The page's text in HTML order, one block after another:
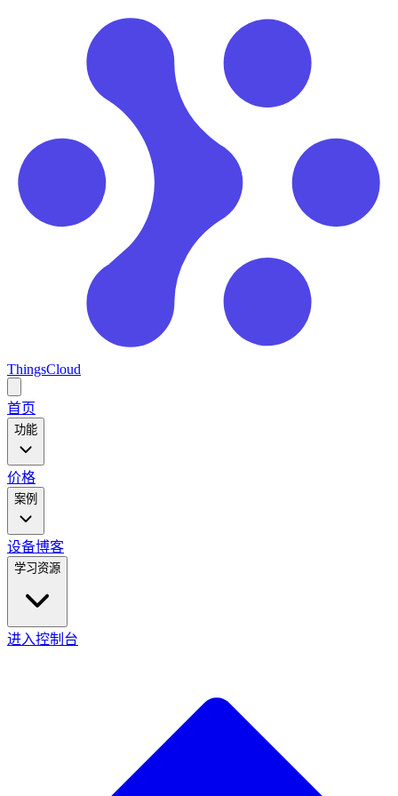
ThingsCloud
main
menu
首页
功能
价格
案例
设备博客
学习资源
进入控制台